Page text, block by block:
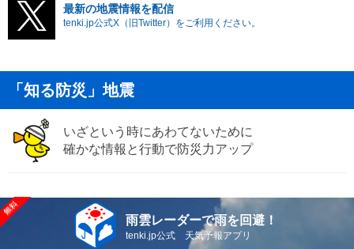
最新の地震情報を配信
tenki.jp公式X（旧Twitter）をご利用ください。
「知る防災」地震
いざという時にあわてないために
確かな情報と行動で防災力アップ
雨雲レーダーで雨を回避！
tenki.jp公式 天気予報アプリ